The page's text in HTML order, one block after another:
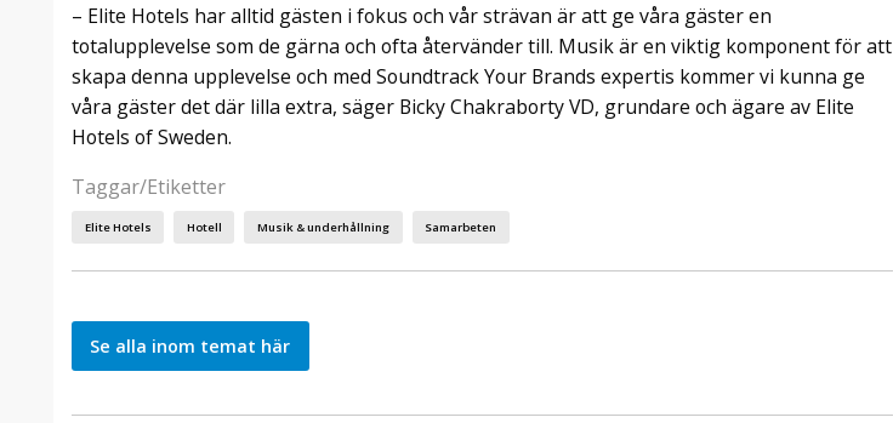
– Elite Hotels har alltid gästen i fokus och vår strävan är att ge våra gäster en
totalupplevelse som de gärna och ofta återvänder till. Musik är en viktig komponent för att
skapa denna upplevelse och med Soundtrack Your Brands expertis kommer vi kunna ge
våra gäster det där lilla extra, säger Bicky Chakraborty VD, grundare och ägare av Elite
Hotels of Sweden.
Taggar/Etiketter
Elite Hotels Hotell Musik & underhållning Samarbeten
Se alla inom temat här